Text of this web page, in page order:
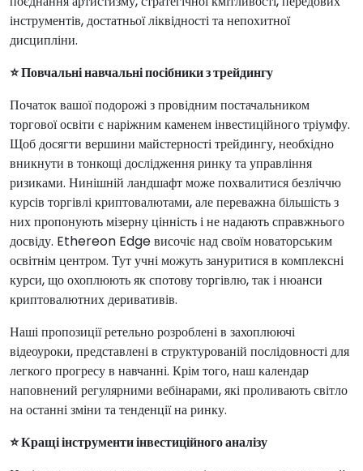
інструментів, достатньої ліквідності та непохитної
дисципліни.
⭐ Повчальні навчальні посібники з трейдингу
Початок вашої подорожі з провідним постачальником
торгової освіти є наріжним каменем інвестиційного тріумфу.
Щоб досягти вершини майстерності трейдингу, необхідно
вникнути в тонкощі дослідження ринку та управління
ризиками. Нинішній ландшафт може похвалитися безліччю
курсів торгівлі криптовалютами, але переважна більшість з
них пропонують мізерну цінність і не надають справжнього
досвіду. Ethereon Edge височіє над своїм новаторським
освітнім центром. Тут учні можуть зануритися в комплексні
курси, що охоплюють як спотову торгівлю, так і нюанси
криптовалютних деривативів.
Наші пропозиції ретельно розроблені в захоплюючі
відеоуроки, представлені в структурованій послідовності для
легкого прогресу в навчанні. Крім того, наш календар
наповнений регулярними вебінарами, які проливають світло
на останні зміни та тенденції на ринку.
⭐ Кращі інструменти інвестиційного аналізу